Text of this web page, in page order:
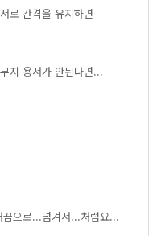
로 간격을 유지하면
지 용서가 안된다면...
으로...넘겨서...처럼요...